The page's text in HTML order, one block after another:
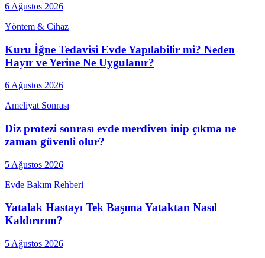
6 Ağustos 2026
Yöntem & Cihaz
Kuru İğne Tedavisi Evde Yapılabilir mi? Neden
Hayır ve Yerine Ne Uygulanır?
6 Ağustos 2026
Ameliyat Sonrası
Diz protezi sonrası evde merdiven inip çıkma ne
zaman güvenli olur?
5 Ağustos 2026
Evde Bakım Rehberi
Yatalak Hastayı Tek Başıma Yataktan Nasıl
Kaldırırım?
5 Ağustos 2026